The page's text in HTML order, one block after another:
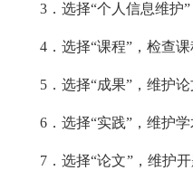
3 ．选择“个人信息维护”
4 ．选择“课程” ，检查
5 ．选择“成果” ，维护
6 ．选择“实践” ，维护
7 ．选择“论文”，维护开